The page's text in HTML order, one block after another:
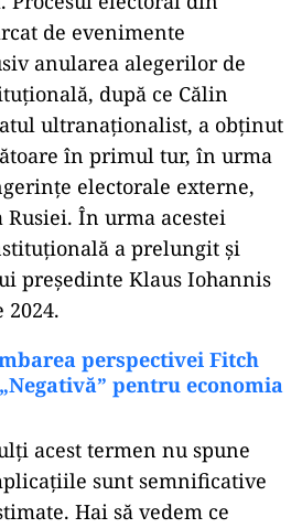
de evenimente
anularea alegerilor de
după ce Călin
ultranaționalist, a obținut
în primul tur, în urma
electorale externe,
În urma acestei
a prelungit și
președinte Klaus Iohannis
perspectivei Fitch
pentru economia
acest termen nu spune
sunt semnificative
Hai să vedem ce